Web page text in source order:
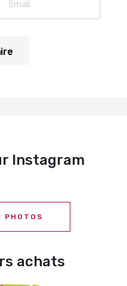
Instagram
PHOTOS
achats